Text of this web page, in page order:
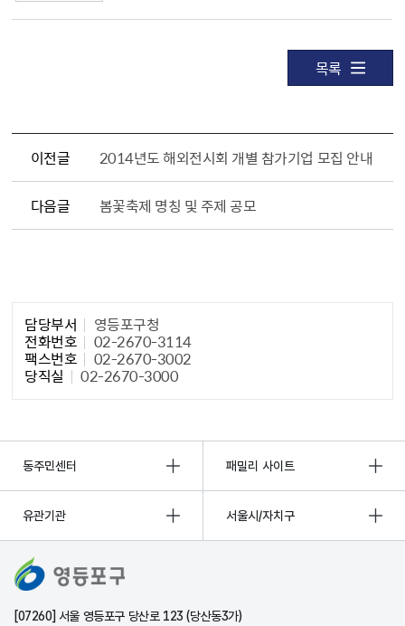
목록
이전글 2014년도 해외전시회 개별 참가기업 모집 안내
다음글 봄꽃축제 명칭 및 주제 공모
담당부서 영등포구청
전화번호 02-2670-3114
팩스번호 02-2670-3002
당직실 02-2670-3000
동주민센터 패밀리 사이트
유관기관 서울시/자치구
[07260] 서울 영등포구 당산로 123 (당산동3가)